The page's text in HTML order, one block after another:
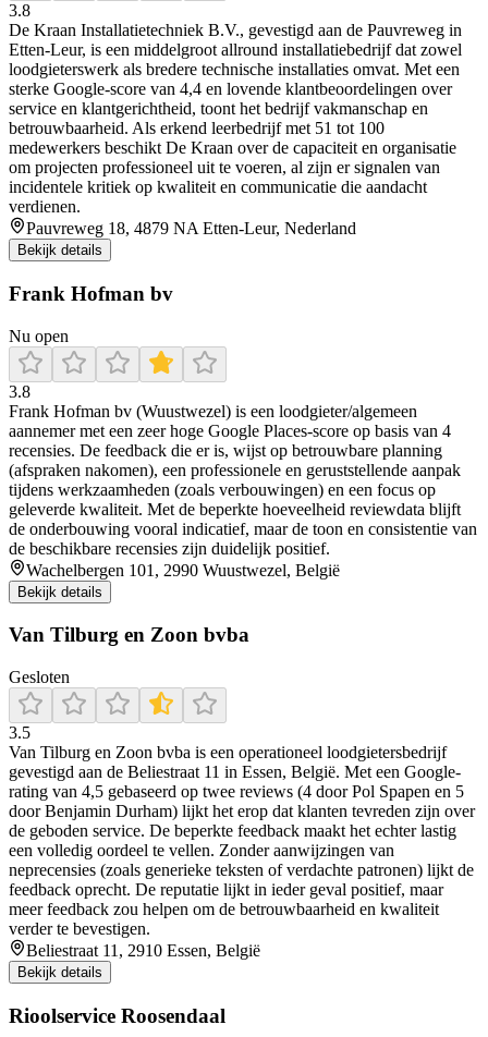
3.8
De Kraan Installatietechniek B.V., gevestigd aan de Pauvreweg in
Etten‑Leur, is een middelgroot allround installatiebedrijf dat zowel
loodgieterswerk als bredere technische installaties omvat. Met een
sterke Google‑score van 4,4 en lovende klantbeoordelingen over
service en klantgerichtheid, toont het bedrijf vakmanschap en
betrouwbaarheid. Als erkend leerbedrijf met 51 tot 100
medewerkers beschikt De Kraan over de capaciteit en organisatie
om projecten professioneel uit te voeren, al zijn er signalen van
incidentele kritiek op kwaliteit en communicatie die aandacht
verdienen.
Pauvreweg 18, 4879 NA Etten-Leur, Nederland
Bekijk details
Frank Hofman bv
Nu open
3.8
Frank Hofman bv (Wuustwezel) is een loodgieter/algemeen
aannemer met een zeer hoge Google Places-score op basis van 4
recensies. De feedback die er is, wijst op betrouwbare planning
(afspraken nakomen), een professionele en geruststellende aanpak
tijdens werkzaamheden (zoals verbouwingen) en een focus op
geleverde kwaliteit. Met de beperkte hoeveelheid reviewdata blijft
de onderbouwing vooral indicatief, maar de toon en consistentie van
de beschikbare recensies zijn duidelijk positief.
Wachelbergen 101, 2990 Wuustwezel, België
Bekijk details
Van Tilburg en Zoon bvba
Gesloten
3.5
Van Tilburg en Zoon bvba is een operationeel loodgietersbedrijf
gevestigd aan de Beliestraat 11 in Essen, België. Met een Google-
rating van 4,5 gebaseerd op twee reviews (4 door Pol Spapen en 5
door Benjamin Durham) lijkt het erop dat klanten tevreden zijn over
de geboden service. De beperkte feedback maakt het echter lastig
een volledig oordeel te vellen. Zonder aanwijzingen van
neprecensies (zoals generieke teksten of verdachte patronen) lijkt de
feedback oprecht. De reputatie lijkt in ieder geval positief, maar
meer feedback zou helpen om de betrouwbaarheid en kwaliteit
verder te bevestigen.
Beliestraat 11, 2910 Essen, België
Bekijk details
Rioolservice Roosendaal